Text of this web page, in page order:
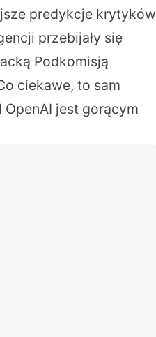
predykcje krytyków
przebijały się
Podkomisją
ciekawe, to sam
jest gorącym